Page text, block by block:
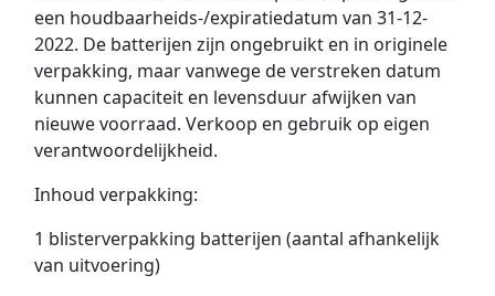
een houdbaarheids-/expiratiedatum van 31-12-
2022. De batterijen zijn ongebruikt en in originele
verpakking, maar vanwege de verstreken datum
kunnen capaciteit en levensduur afwijken van
nieuwe voorraad. Verkoop en gebruik op eigen
verantwoordelijkheid.
Inhoud verpakking:
1 blisterverpakking batterijen (aantal afhankelijk
van uitvoering)